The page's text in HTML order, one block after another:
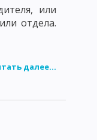
или
отдела.
далее...